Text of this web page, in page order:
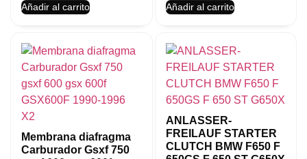
Añadir al carrito Añadir al carrito
Membrana diafragma
Carburador Gsxf 750
ANLASSER-
FREILAUF STARTER
CLUTCH BMW F650 F